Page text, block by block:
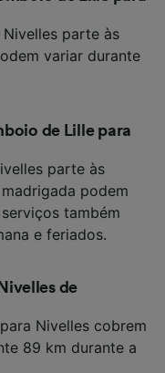
parte às
variar durante
de Lille para
parte às
podem
também
e feriados.
de
Nivelles cobrem
89 km durante a